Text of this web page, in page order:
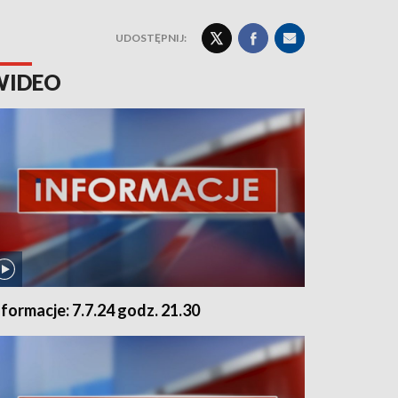
UDOSTĘPNIJ:
7.7.24 godz. 21.30